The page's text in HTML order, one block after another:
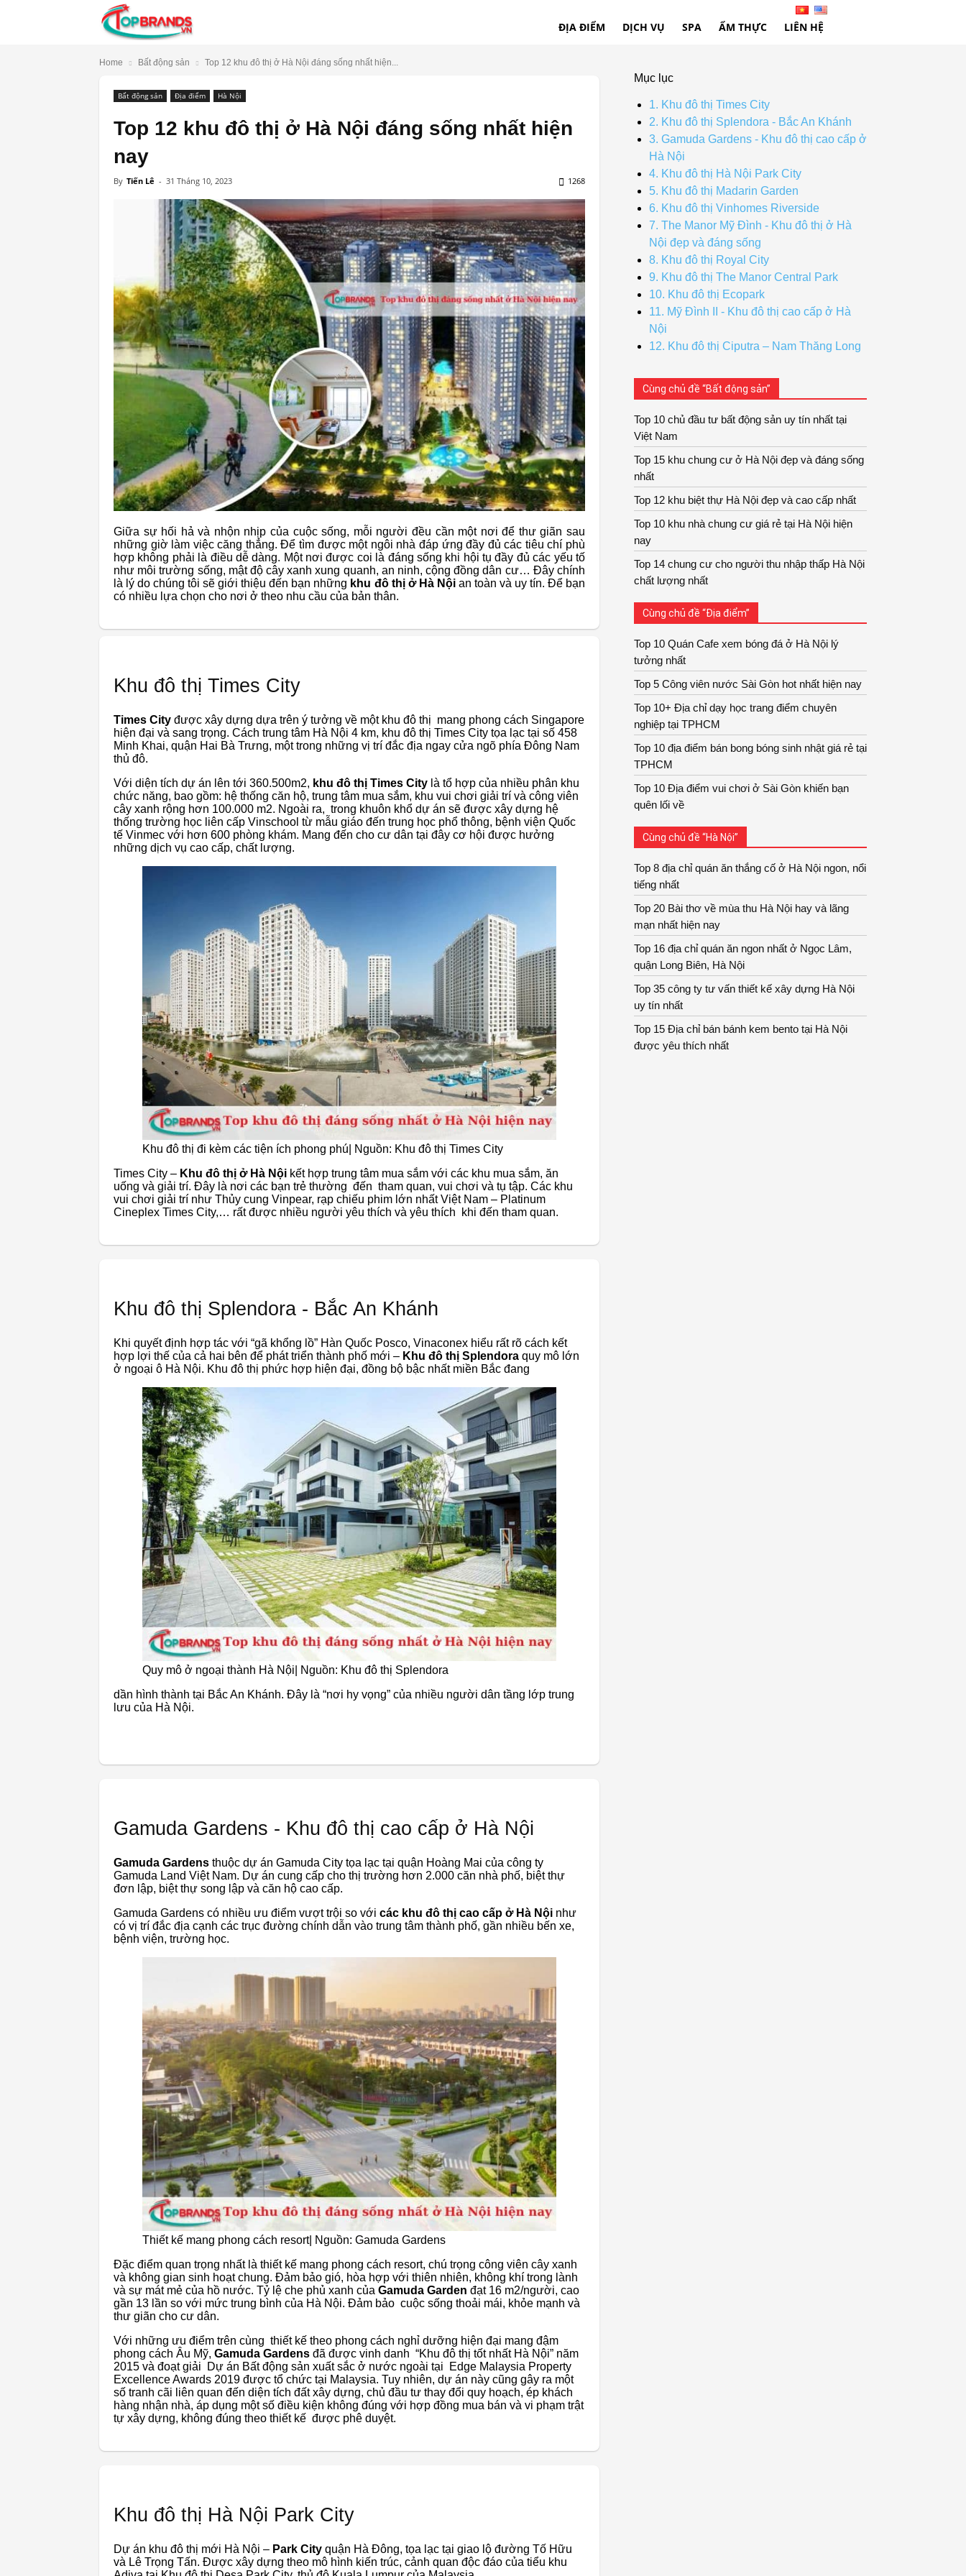
ĐỊA ĐIỂM DỊCH VỤ SPA ẨM THỰC LIÊN HỆ
Home Bất động sản Top 12 khu đô thị ở Hà Nội đáng sống nhất hiện...
Bất động sản Địa điểm Hà Nội
Top 12 khu đô thị ở Hà Nội đáng sống nhất hiện
nay
By Tiến Lê - 31 Tháng 10, 2023 1268
Giữa sự hối hả và nhộn nhịp của cuộc sống, mỗi người đều cần một nơi để thư giãn sau
những giờ làm việc căng thẳng. Để tìm được một ngôi nhà đáp ứng đầy đủ các tiêu chí phù
hợp không phải là điều dễ dàng. Một nơi được coi là đáng sống khi hội tụ đầy đủ các yếu tố
như môi trường sống, mật độ cây xanh xung quanh, an ninh, cộng đồng dân cư… Đây chính
là lý do chúng tôi sẽ giới thiệu đến bạn những khu đô thị ở Hà Nội an toàn và uy tín. Để bạn
có nhiều lựa chọn cho nơi ở theo nhu cầu của bản thân.
Khu đô thị Times City
Times City được xây dựng dựa trên ý tưởng về một khu đô thị mang phong cách Singapore
hiện đại và sang trọng. Cách trung tâm Hà Nội 4 km, khu đô thị Times City tọa lạc tại số 458
Minh Khai, quận Hai Bà Trưng, ​​một trong những vị trí đắc địa ngay cửa ngõ phía Đông Nam
thủ đô.
Với diện tích dự án lên tới 360.500m2, khu đô thị Times City là tổ hợp của nhiều phân khu
chức năng, bao gồm: hệ thống căn hộ, trung tâm mua sắm, khu vui chơi giải trí và công viên
cây xanh rộng hơn 100.000 m2. Ngoài ra, trong khuôn khổ dự án sẽ được xây dựng hệ
thống trường học liên cấp Vinschool từ mẫu giáo đến trung học phổ thông, bệnh viện Quốc
tế Vinmec với hơn 600 phòng khám. Mang đến cho cư dân tại đây cơ hội được hưởng
những dịch vụ cao cấp, chất lượng.
Khu đô thị đi kèm các tiện ích phong phú| Nguồn: Khu đô thị Times City
Times City – Khu đô thị ở Hà Nội kết hợp trung tâm mua sắm với các khu mua sắm, ăn
uống và giải trí. Đây là nơi các bạn trẻ thường đến tham quan, vui chơi và tụ tập. Các khu
vui chơi giải trí như Thủy cung Vinpear, rạp chiếu phim lớn nhất Việt Nam – Platinum
Cineplex Times City,… rất được nhiều người yêu thích và yêu thích khi đến tham quan.
Khu đô thị Splendora - Bắc An Khánh
Khi quyết định hợp tác với “gã khổng lồ” Hàn Quốc Posco, Vinaconex hiểu rất rõ cách kết
hợp lợi thế của cả hai bên để phát triển thành phố mới – Khu đô thị Splendora quy mô lớn
ở ngoại ô Hà Nội. Khu đô thị phức hợp hiện đại, đồng bộ bậc nhất miền Bắc đang
Quy mô ở ngoại thành Hà Nội| Nguồn: Khu đô thị Splendora
dần hình thành tại Bắc An Khánh. Đây là “nơi hy vọng” của nhiều người dân tầng lớp trung
lưu của Hà Nội.
Gamuda Gardens - Khu đô thị cao cấp ở Hà Nội
Gamuda Gardens thuộc dự án Gamuda City tọa lạc tại quận Hoàng Mai của công ty
Gamuda Land Việt Nam. Dự án cung cấp cho thị trường hơn 2.000 căn nhà phố, biệt thự
đơn lập, biệt thự song lập và căn hộ cao cấp.
Gamuda Gardens có nhiều ưu điểm vượt trội so với các khu đô thị cao cấp ở Hà Nội như
có vị trí đắc địa cạnh các trục đường chính dẫn vào trung tâm thành phố, gần nhiều bến xe,
bệnh viện, trường học.
Thiết kế mang phong cách resort| Nguồn: Gamuda Gardens
Đặc điểm quan trọng nhất là thiết kế mang phong cách resort, chú trọng công viên cây xanh
và không gian sinh hoạt chung. Đảm bảo gió, hòa hợp với thiên nhiên, không khí trong lành
và sự mát mẻ của hồ nước. Tỷ lệ che phủ xanh của Gamuda Garden đạt 16 m2/người, cao
gần 13 lần so với mức trung bình của Hà Nội. Đảm bảo cuộc sống thoải mái, khỏe mạnh và
thư giãn cho cư dân.
Với những ưu điểm trên cùng thiết kế theo phong cách nghỉ dưỡng hiện đại mang đậm
phong cách Âu Mỹ, Gamuda Gardens đã được vinh danh “Khu đô thị tốt nhất Hà Nội” năm
2015 và đoạt giải Dự án Bất động sản xuất sắc ở nước ngoài tại Edge Malaysia Property
Excellence Awards 2019 được tổ chức tại Malaysia. Tuy nhiên, dự án này cũng gây ra một
số tranh cãi liên quan đến diện tích đất xây dựng, chủ đầu tư thay đổi quy hoạch, ép khách
hàng nhận nhà, áp dụng một số điều kiện không đúng với hợp đồng mua bán và vi phạm trật
tự xây dựng, không đúng theo thiết kế được phê duyệt.
Khu đô thị Hà Nội Park City
Dự án khu đô thị mới Hà Nội – Park City quận Hà Đông, tọa lạc tại giao lộ đường Tố Hữu
và Lê Trọng Tấn. Được xây dựng theo mô hình kiến ​​trúc, cảnh quan độc đáo của tiểu khu
Mục lục
1. Khu đô thị Times City
2. Khu đô thị Splendora - Bắc An Khánh
3. Gamuda Gardens - Khu đô thị cao cấp ở
Hà Nội
4. Khu đô thị Hà Nội Park City
5. Khu đô thị Madarin Garden
6. Khu đô thị Vinhomes Riverside
7. The Manor Mỹ Đình - Khu đô thị ở Hà
Nội đẹp và đáng sống
8. Khu đô thị Royal City
9. Khu đô thị The Manor Central Park
10. Khu đô thị Ecopark
11. Mỹ Đình II - Khu đô thị cao cấp ở Hà
Nội
12. Khu đô thị Ciputra – Nam Thăng Long
Cùng chủ đề “Bất động sản”
Top 10 chủ đầu tư bất động sản uy tín nhất tại
Việt Nam
Top 15 khu chung cư ở Hà Nội đẹp và đáng sống
nhất
Top 12 khu biệt thự Hà Nội đẹp và cao cấp nhất
Top 10 khu nhà chung cư giá rẻ tại Hà Nội hiện
nay
Top 14 chung cư cho người thu nhập thấp Hà Nội
chất lượng nhất
Cùng chủ đề “Địa điểm”
Top 10 Quán Cafe xem bóng đá ở Hà Nội lý
tưởng nhất
Top 5 Công viên nước Sài Gòn hot nhất hiện nay
Top 10+ Địa chỉ dạy học trang điểm chuyên
nghiệp tại TPHCM
Top 10 địa điểm bán bong bóng sinh nhật giá rẻ tại
TPHCM
Top 10 Địa điểm vui chơi ở Sài Gòn khiến bạn
quên lối về
Cùng chủ đề “Hà Nội”
Top 8 địa chỉ quán ăn thắng cố ở Hà Nội ngon, nổi
tiếng nhất
Top 20 Bài thơ về mùa thu Hà Nội hay và lãng
mạn nhất hiện nay
Top 16 địa chỉ quán ăn ngon nhất ở Ngọc Lâm,
quận Long Biên, Hà Nội
Top 35 công ty tư vấn thiết kế xây dựng Hà Nội
uy tín nhất
Top 15 Địa chỉ bán bánh kem bento tại Hà Nội
được yêu thích nhất